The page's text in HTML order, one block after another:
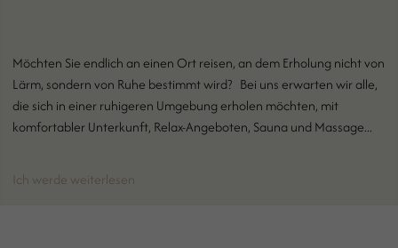
Möchten Sie endlich an einen Ort reisen, an dem Erholung nicht von
Lärm, sondern von Ruhe bestimmt wird? Bei uns erwarten wir alle,
die sich in einer ruhigeren Umgebung erholen möchten, mit
komfortabler Unterkunft, Relax-Angeboten, Sauna und Massage...
Ich werde weiterlesen